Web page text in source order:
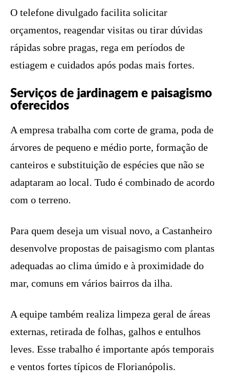
O telefone divulgado facilita solicitar
orçamentos, reagendar visitas ou tirar dúvidas
rápidas sobre pragas, rega em períodos de
estiagem e cuidados após podas mais fortes.
Serviços de jardinagem e paisagismo
oferecidos
A empresa trabalha com corte de grama, poda de
árvores de pequeno e médio porte, formação de
canteiros e substituição de espécies que não se
adaptaram ao local. Tudo é combinado de acordo
com o terreno.
Para quem deseja um visual novo, a Castanheiro
desenvolve propostas de paisagismo com plantas
adequadas ao clima úmido e à proximidade do
mar, comuns em vários bairros da ilha.
A equipe também realiza limpeza geral de áreas
externas, retirada de folhas, galhos e entulhos
leves. Esse trabalho é importante após temporais
e ventos fortes típicos de Florianópolis.